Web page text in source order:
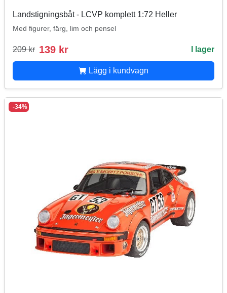
Landstigningsbåt - LCVP komplett 1:72 Heller
Med figurer, färg, lim och pensel
209 kr 139 kr I lager
Lägg i kundvagn
-34%